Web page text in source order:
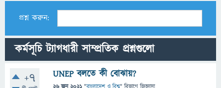
প্রশ্ন করুন:
কর্মসূচি ট্যাগধারী সাম্প্রতিক প্রশ্নগুলো
+7 UNEP বলতে কী বোঝায়?